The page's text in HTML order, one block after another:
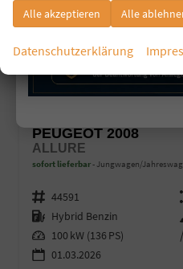
PEUGEOT 2008
ALLURE
sofort lieferbar Jungwagen/
Fahrzeugnr. 44591
Kraftstoff Hybrid Benzin
Leistung 100 kW (136 PS)
01.03.2026
Alle akzeptieren Alle
Datenschutzerklärung